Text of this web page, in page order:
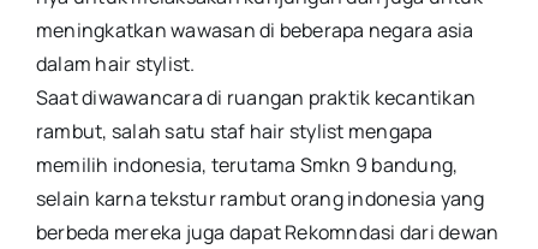
meningkatkan wawasan di beberapa negara asia
dalam hair stylist.
Saat diwawancara di ruangan praktik kecantikan
rambut, salah satu staf hair stylist mengapa
memilih indonesia, terutama Smkn 9 bandung,
selain karna tekstur rambut orang indonesia yang
berbeda mereka juga dapat Rekomndasi dari dewan